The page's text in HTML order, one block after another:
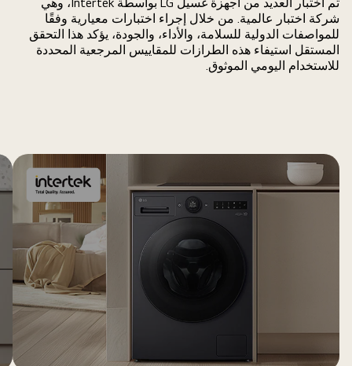
شركة اختبار عالمية. من خلال إجراء اختبارات معيارية وفقًا
للمواصفات الدولية للسلامة، والأداء، والجودة، يؤكد هذا التحقق
المستقل استيفاء هذه الطرازات للمقاييس المرجعية المحددة
للاستخدام اليومي الموثوق.